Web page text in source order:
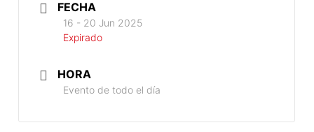
FECHA
16 - 20 Jun 2025
Expirado
HORA
Evento de todo el día